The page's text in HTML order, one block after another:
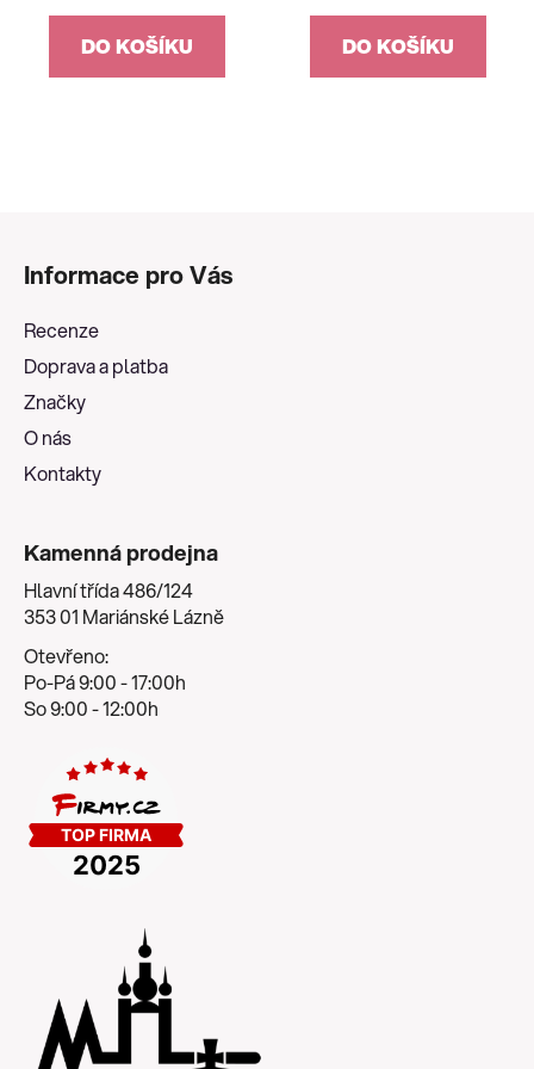
DO KOŠÍKU DO KOŠÍKU
Informace pro Vás
Recenze
Doprava a platba
Značky
O nás
Kontakty
Kamenná prodejna
Hlavní třída 486/124
353 01 Mariánské Lázně
Otevřeno:
Po-Pá 9:00 - 17:00h
So 9:00 - 12:00h